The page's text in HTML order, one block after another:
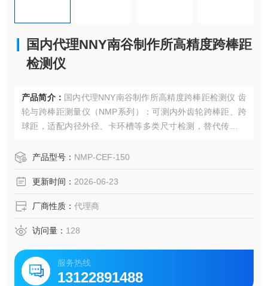
国内代理NNY南谷制作所高精度跨棒距
检测仪
产品简介： 国内代理NNY南谷制作所高精度跨棒距检测仪 齿
轮与跨棒距测量仪（NMP系列）：可测内外齿轮跨棒距、跨
球距，适配内径外径、卡环槽等多类尺寸检测，替代传统公
等，无需复杂操作即可快速判定工件合格性。
抑制温湿度干扰，实现微米级高精度比较测量。
产品型号： NMP-CEF-150
更新时间： 2026-06-23
厂商性质： 代理商
访问量： 128
服务热线
13122891488